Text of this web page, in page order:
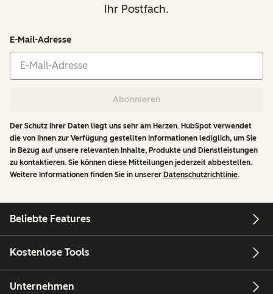
Ihr Postfach.
E-Mail-Adresse
Abonnieren
Der Schutz Ihrer Daten liegt uns sehr am Herzen. HubSpot verwendet
die von Ihnen zur Verfügung gestellten Informationen lediglich, um Sie
in Bezug auf unsere relevanten Inhalte, Produkte und Dienstleistungen
zu kontaktieren. Sie können diese Mitteilungen jederzeit abbestellen.
Weitere Informationen finden Sie in unserer Datenschutzrichtlinie.
Beliebte Features
Kostenlose Tools
Unternehmen